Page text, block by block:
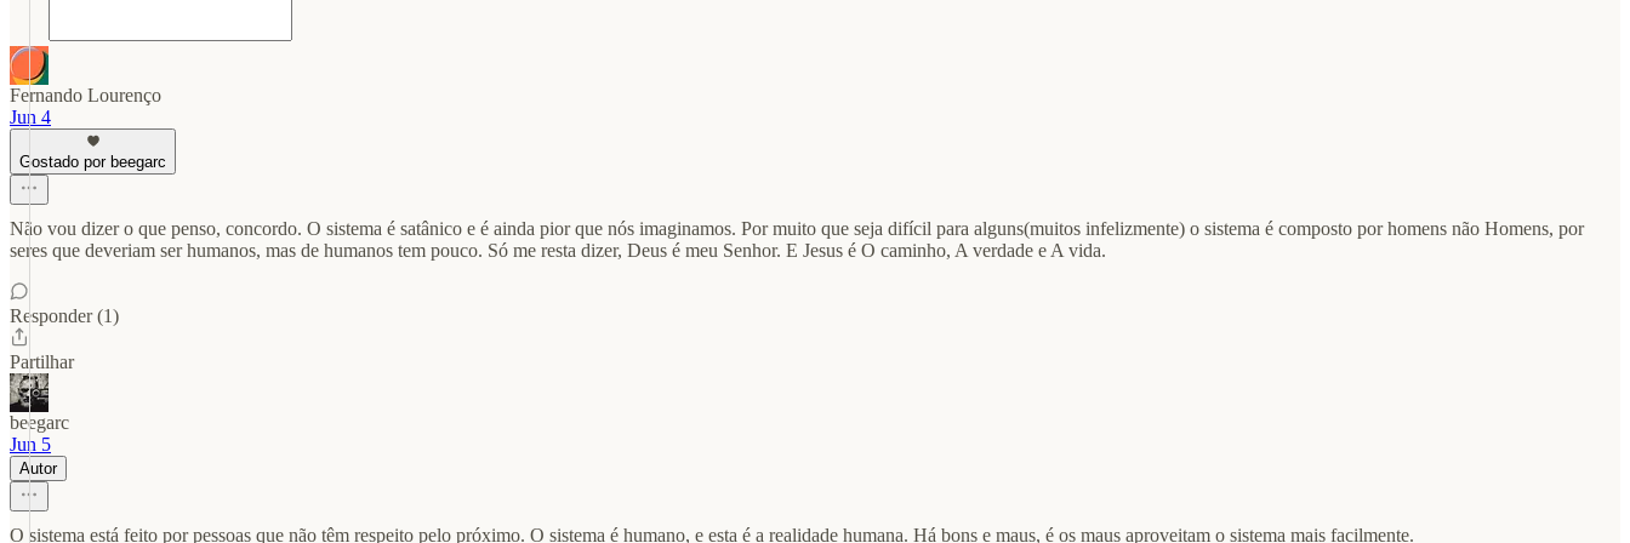
Fernando Lourenço
Jun 4
Gostado por beegarc
Não vou dizer o que penso, concordo. O sistema é satânico e é ainda pior que nós imaginamos. Por muito que seja difícil para alguns(muitos infelizmente) o sistema é composto por homens não Homens, por
seres que deveriam ser humanos, mas de humanos tem pouco. Só me resta dizer, Deus é meu Senhor. E Jesus é O caminho, A verdade e A vida.
Responder (1)
Partilhar
beegarc
Jun 5
Autor
O sistema está feito por pessoas que não têm respeito pelo próximo. O sistema é humano, e esta é a realidade humana. Há bons e maus, é os maus aproveitam o sistema mais facilmente.